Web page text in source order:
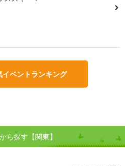
イベントランキング
ら探す【関東】